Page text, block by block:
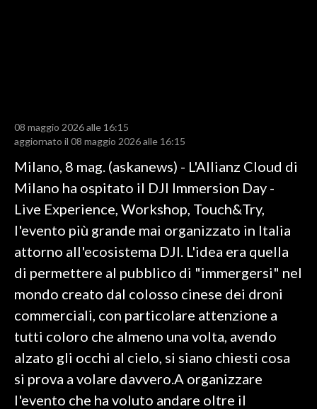
RISULTATI E CLASSIFICHE
CALCIO REGIONALE
BASKET
VOLLEY
MOTORI
TENNIS
ALTRI SPORT
CULTURA
GOSSIP
08 maggio 2026 alle 16:15
aggiornato il 08 maggio 2026 alle 16:15
Milano, 8 mag. (askanews) - L'Allianz Cloud di
Milano ha ospitato il DJI Immersion Day -
Live Experience, Workshop, Touch&Try,
l'evento più grande mai organizzato in Italia
attorno all'ecosistema DJI. L'idea era quella
di permettere al pubblico di "immergersi" nel
mondo creato dal colosso cinese dei droni
commerciali, con particolare attenzione a
tutti coloro che almeno una volta, avendo
alzato gli occhi al cielo, si siano chiesti cosa
si prova a volare davvero.A organizzare
l'evento che ha voluto andare oltre il